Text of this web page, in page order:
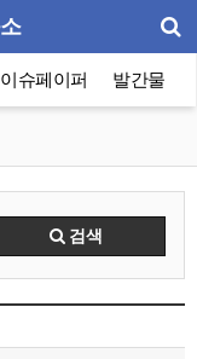
이슈페이퍼 발간물
검색